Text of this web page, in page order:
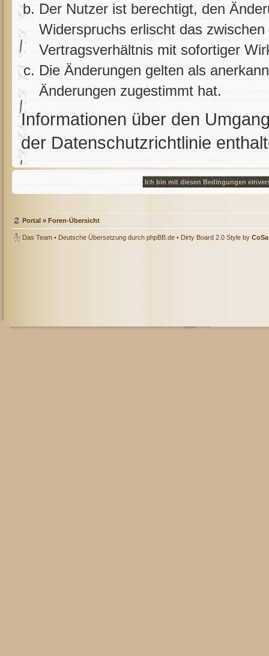
Der Nutzer ist berechtigt, den
Widerspruchs erlischt das
Vertragsverhältnis mit sofortiger
Die Änderungen gelten als
Änderungen zugestimmt hat.
Informationen über den
der Datenschutzrichtlinie
Portal » Foren-Übersicht
Das Team • Deutsche Übersetzung durch phpBB.de • Dirty Board 2.0 Style by